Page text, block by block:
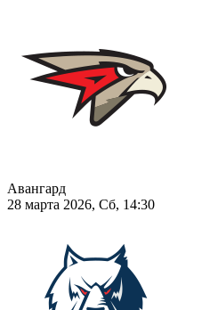
Авангард
28 марта 2026, Сб, 14:30